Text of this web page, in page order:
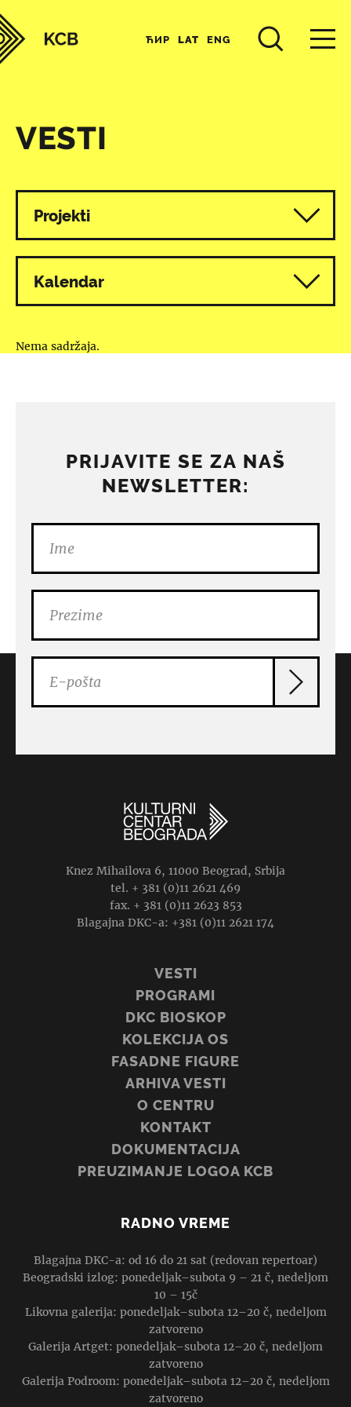
ЋИР LAT ENG
VESTI
Svi programi
Projekti
Kalendar
Nema sadržaja.
PRIJAVITE SE ZA NAŠ
NEWSLETTER:
Knez Mihailova 6, 11000 Beograd, Srbija
tel. + 381 (0)11 2621 469
fax. + 381 (0)11 2623 853
Blagajna DKC-a: +381 (0)11 2621 174
VESTI
PROGRAMI
DKC BIOSKOP
KOLEKCIJA OS
FASADNE FIGURE
ARHIVA VESTI
O CENTRU
KONTAKT
DOKUMENTACIJA
PREUZIMANJE LOGOA KCB
RADNO VREME
Blagajna DKC-a: od 16 do 21 sat (redovan repertoar)
Beogradski izlog: ponedeljak–subota 9 – 21 č, nedeljom
10 – 15č
Likovna galerija: ponedeljak–subota 12–20 č, nedeljom
zatvoreno
Galerija Artget: ponedeljak–subota 12–20 č, nedeljom
zatvoreno
Galerija Podroom: ponedeljak–subota 12–20 č, nedeljom
zatvoreno